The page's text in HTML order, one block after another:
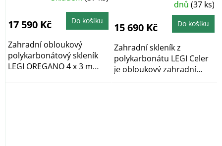
hodnocení
5,0
z
hvězdiček.
17 590 Kč Do košíku
Zahradní obloukový
polykarbonátový skleník
LEGI OREGANO 4 x 3 m
dnů (37 ks)
15 690 Kč Do košíku
Zahradní skleník z
polykarbonátu LEGI Celer
je obloukový zahradní
skleník, který díky...